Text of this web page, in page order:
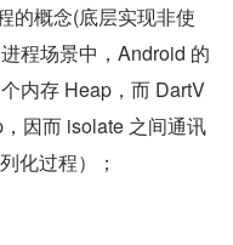
的概念(底层实现非使
程场景中，Android 的
内存 Heap，而 DartV
因而 isolate 之间通讯
化过程）；